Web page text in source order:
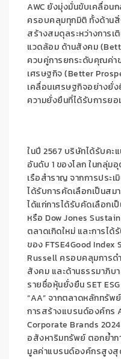
AWC ยังมุ่งมั่นขับเคลื่อน
ครอบคลุมทุกมิติ ทั้งด้าน
สร้างสมดุลระหว่างการ
แวดล้อม ด้านสังคม
ควบคู่การยกระดับคุณค่า
เศรษฐกิจ (Better
เคลื่อนเศรษฐกิจอย่างยั่ง
ความยั่งยืนที่ได้รับการยอ
ในปี 2567 บริษัทได้รับค
อันดับ 1 ของโลก ในกลุ่ม
เรือสำราญ จากการประ
ได้รับการคัดเลือกเป็นส
ได้แก่การได้รับคัดเลือกเ
หรือ Dow Jones
ตลาดเกิดใหม่ และการได้
ของ FTSE4Good Index
Russell ครอบคลุมการด
สังคม และด้านธรรมาภิบ
รายชื่อหุ้นยั่งยืน SET
“AA” จากตลาดหลักทรัพ
การสร้างแบรนด์องค์กร
Corporate Brands
อสังหาริมทรัพย์ ตอกย้ำ
มูลค่าแบรนด์องค์กรสูงสุ